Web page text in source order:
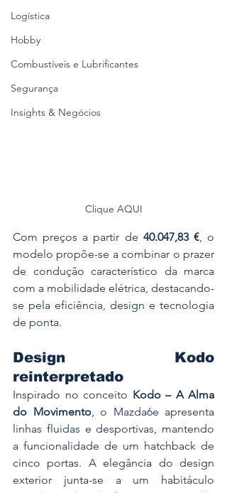
Logística
Hobby
Combustíveis e Lubrificantes
Segurança
Insights & Negócios
Clique AQUI
Com preços a partir de 40.047,83 €, o
modelo propõe-se a combinar o prazer
de condução característico da marca
com a mobilidade elétrica, destacando-
se pela eficiência, design e tecnologia
de ponta.
Design Kodo
reinterpretado
Inspirado no conceito Kodo – A Alma
do Movimento, o Mazda6e apresenta
linhas fluidas e desportivas, mantendo
a funcionalidade de um hatchback de
cinco portas. A elegância do design
exterior junta-se a um habitáculo